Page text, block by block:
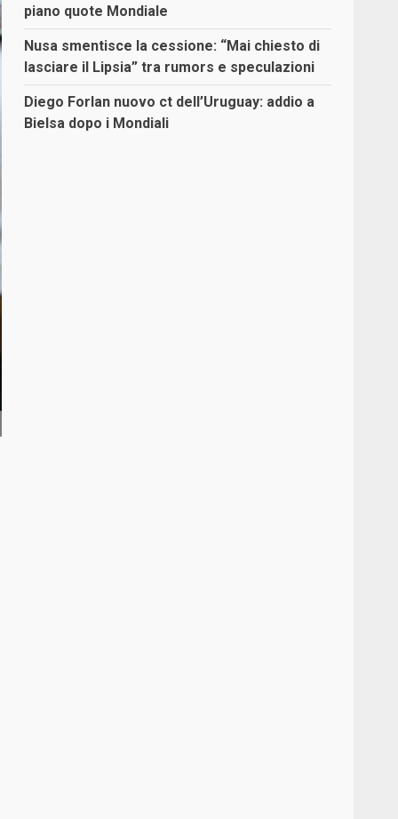
piano quote Mondiale
Nusa smentisce la cessione: “Mai chiesto di
lasciare il Lipsia” tra rumors e speculazioni
Diego Forlan nuovo ct dell’Uruguay: addio a
Bielsa dopo i Mondiali